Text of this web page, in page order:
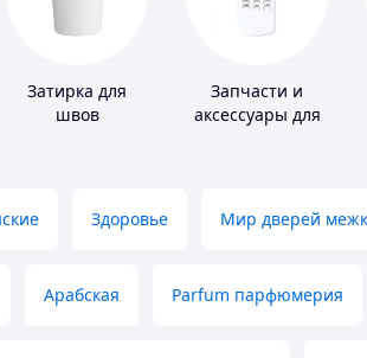
Затирка для
швов
Запчасти и
аксессуары для
Здоровье Мир дверей
Арабская Parfum парфюмерия